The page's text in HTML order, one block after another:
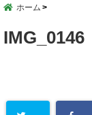
ホーム
IMG_0146